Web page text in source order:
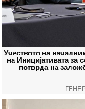
Учеството на
на Иницијативата за
потврда на